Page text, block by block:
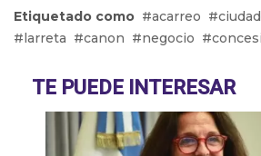
Manuel Gonzalo: "Argentina
dinámica general del BRICS"
corten con la intensidad de la
Etiquetado como acarreo
larreta
canon negocio
TE PUEDE INTERESAR